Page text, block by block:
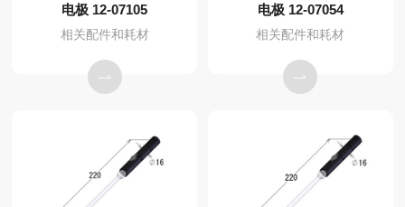
电极 12-07105
相关配件和耗材
电极 12-07054
相关配件和耗材